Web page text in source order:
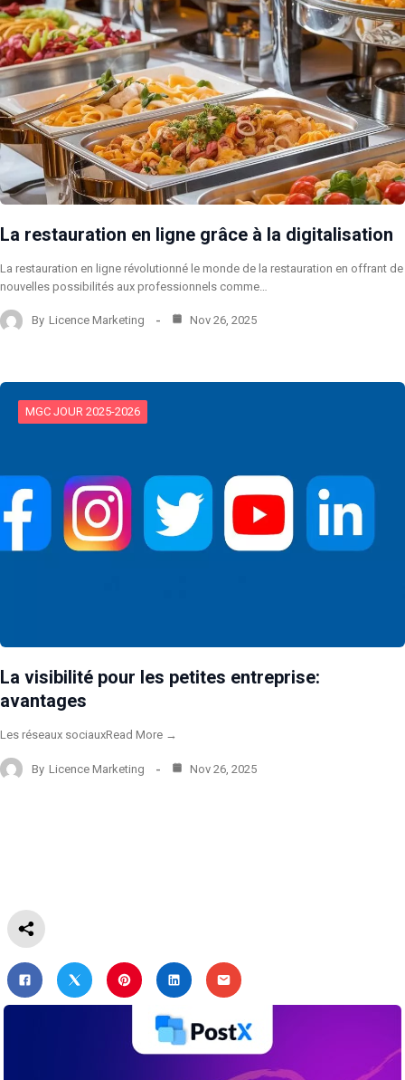
La restauration en ligne grâce à la digitalisation
La restauration en ligne révolutionné le monde de la restauration en offrant de
nouvelles possibilités aux professionnels comme…
By Licence Marketing Nov 26, 2025
MGC JOUR 2025-2026
La visibilité pour les petites entreprise:
avantages
Les réseaux sociauxRead More →
By Licence Marketing Nov 26, 2025